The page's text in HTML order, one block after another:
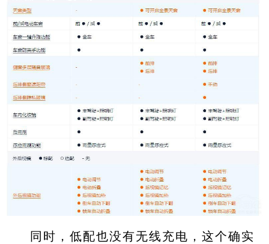
同时，低配也没有无线充电，这个确实